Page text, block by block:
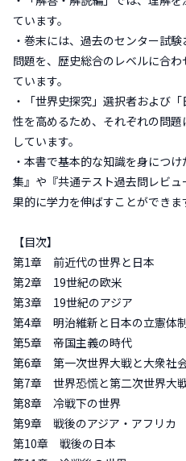
ています。
・巻末には、過去のセンター試
問題を、歴史総合のレベルに合
ています。
・「世界史探究」選択者および
性を高めるため、それぞれの問
しています。
・本書で基本的な知識を身につ
集』や『共通テスト過去問レビ
果的に学力を伸ばすことができま
【目次】
第1章 前近代の世界と日本
第2章 19世紀の欧米
第3章 19世紀のアジア
第4章 明治維新と日本の立憲体
第5章 帝国主義の時代
第6章 第一次世界大戦と大衆社
第7章 世界恐慌と第二次世界大
第8章 冷戦下の世界
第9章 戦後のアジア・アフリカ
第10章 戦後の日本